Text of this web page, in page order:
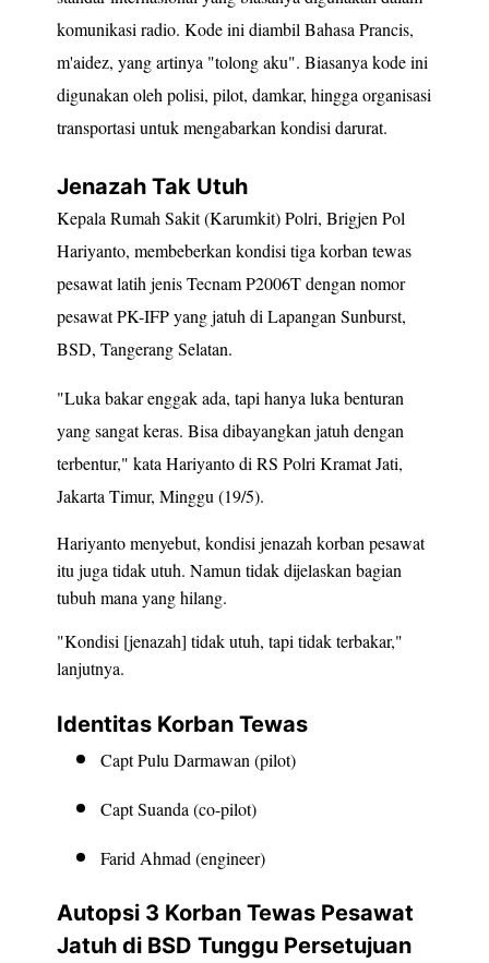
komunikasi radio. Kode ini diambil Bahasa Prancis,
m'aidez, yang artinya "tolong aku". Biasanya kode ini
digunakan oleh polisi, pilot, damkar, hingga organisasi
transportasi untuk mengabarkan kondisi darurat.
Jenazah Tak Utuh
Kepala Rumah Sakit (Karumkit) Polri, Brigjen Pol
Hariyanto, membeberkan kondisi tiga korban tewas
pesawat latih jenis Tecnam P2006T dengan nomor
pesawat PK-IFP yang jatuh di Lapangan Sunburst,
BSD, Tangerang Selatan.
"Luka bakar enggak ada, tapi hanya luka benturan
yang sangat keras. Bisa dibayangkan jatuh dengan
terbentur," kata Hariyanto di RS Polri Kramat Jati,
Jakarta Timur, Minggu (19/5).
Hariyanto menyebut, kondisi jenazah korban pesawat
itu juga tidak utuh. Namun tidak dijelaskan bagian
tubuh mana yang hilang.
"Kondisi [jenazah] tidak utuh, tapi tidak terbakar,"
lanjutnya.
Identitas Korban Tewas
Capt Pulu Darmawan (pilot)
Capt Suanda (co-pilot)
Farid Ahmad (engineer)
Autopsi 3 Korban Tewas Pesawat
Jatuh di BSD Tunggu Persetujuan